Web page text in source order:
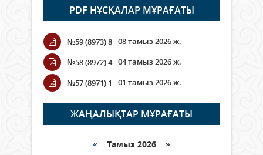
полиция департаменті 20
мыңнан астам көрерменнің
қауіпсіздігін қамтамасыз етті
06 тамыз 2026 ж.
Wi-Fi ҚАБЫРҒА АРҚЫЛЫ ҚАЛАЙ
ӨТЕДІ?
06 тамыз 2026 ж. 288
граждане Казахстана,
PDF НҰСҚАЛАР МҰРАҒАТЫ
№59 (8973) 8 08 тамыз 2026 ж.
№58 (8972) 4 04 тамыз 2026 ж.
№57 (8971) 1
01 тамыз 2026 ж.
ЖАҢАЛЫҚТАР МҰРАҒАТЫ
« Тамыз 2026 »